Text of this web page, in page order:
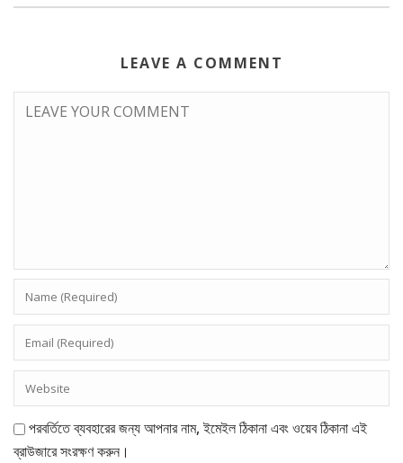
LEAVE A COMMENT
পরবর্তিতে ব্যবহারের জন্য আপনার নাম, ইমেইল ঠিকানা এবং ওয়েব ঠিকানা এই
ব্রাউজারে সংরক্ষণ করুন।